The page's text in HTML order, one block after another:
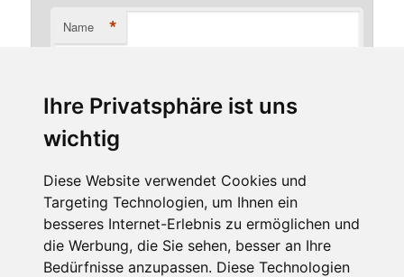
Ihre Privatsphäre ist uns
wichtig
Diese Website verwendet Cookies und
Targeting Technologien, um Ihnen ein
besseres Internet-Erlebnis zu ermöglichen und
die Werbung, die Sie sehen, besser an Ihre
Bedürfnisse anzupassen. Diese Technologien
Name *
E-Mail-Adresse *
Website